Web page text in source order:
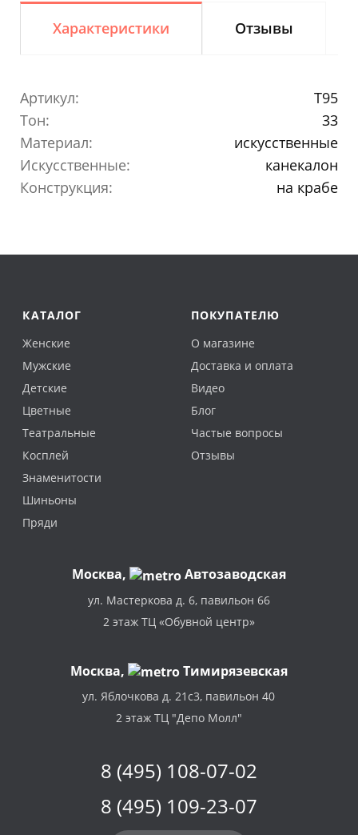
Характеристики Отзывы
Артикул:
T95
Тон:
33
Материал:
искусственные
Искусственные:
канекалон
Конструкция:
на крабе
КАТАЛОГ
Женские
Мужские
Детские
Цветные
Театральные
Косплей
Знаменитости
Шиньоны
Пряди
ПОКУПАТЕЛЮ
О магазине
Доставка и оплата
Видео
Блог
Частые вопросы
Отзывы
Москва, Автозаводская
ул. Мастеркова д. 6, павильон 66
2 этаж ТЦ «Обувной центр»
Москва, Тимирязевская
ул. Яблочкова д. 21с3, павильон 40
2 этаж ТЦ "Депо Молл"
8 (495) 108-07-02
8 (495) 109-23-07